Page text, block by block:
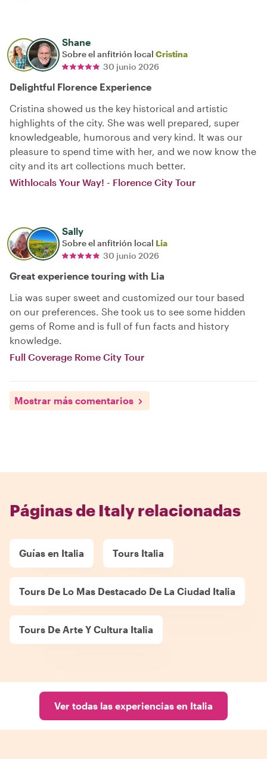
Shane
Sobre el anfitrión local Cristina
30 junio 2026
Delightful Florence Experience
Cristina showed us the key historical and artistic
highlights of the city. She was well prepared, super
knowledgeable, humorous and very kind. It was our
pleasure to spend time with her, and we now know the
city and its art collections much better.
Withlocals Your Way! - Florence City Tour
Sally
Sobre el anfitrión local Lia
30 junio 2026
Great experience touring with Lia
Lia was super sweet and customized our tour based
on our preferences. She took us to see some hidden
gems of Rome and is full of fun facts and history
knowledge.
Full Coverage Rome City Tour
Mostrar más comentarios
Páginas de Italy relacionadas
Guías en Italia Tours Italia
Tours De Lo Mas Destacado De La Ciudad Italia
Tours De Arte Y Cultura Italia
Ver todas las experiencias en Italia